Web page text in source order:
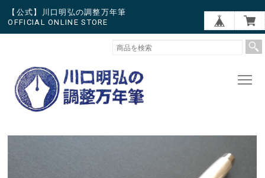
【公式】川口明弘の調整万年筆
OFFICIAL ONLINE STORE